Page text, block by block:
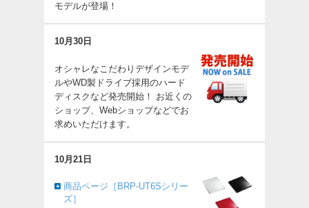
モデルが登場！
10月30日
オシャレなこだわりデザインモデ
ルやWD製ドライブ採用のハード
ディスクなど発売開始！ お近くの
ショップ、Webショップなどでお
求めいただけます。
10月21日
商品ページ［BRP-UT6Sシリー
ズ］